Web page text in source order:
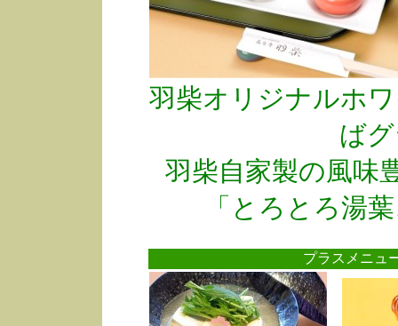
羽柴オリジナルホ
ば
羽柴自家製の風味
「とろとろ湯
プラスメニ